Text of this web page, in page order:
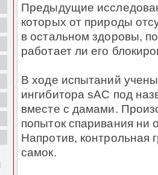
Предыдущие
которых от природы
в остальном здоровы,
работает ли его
В ходе испытаний
ингибитора sAC под
вместе с дамами.
попыток спаривания
Напротив, контрольная
самок.